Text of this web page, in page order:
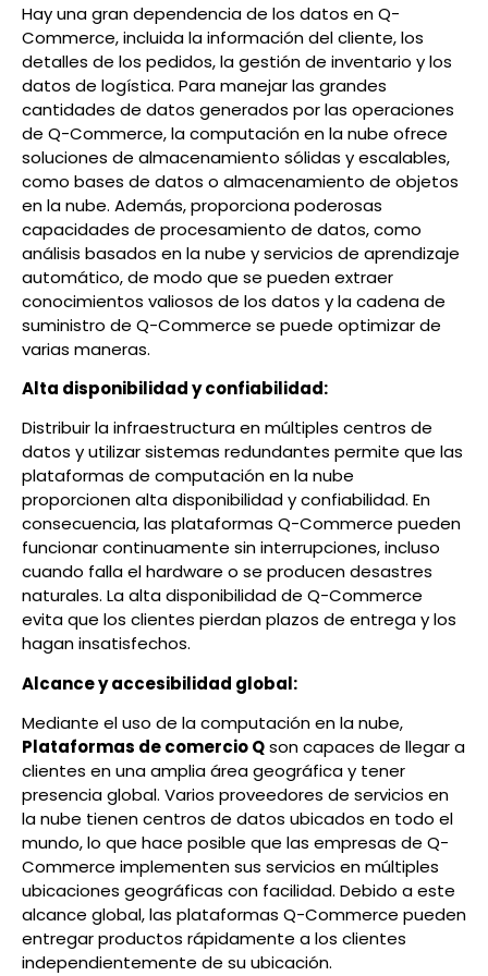
Hay una gran dependencia de los datos en Q-
Commerce, incluida la información del cliente, los
detalles de los pedidos, la gestión de inventario y los
datos de logística. Para manejar las grandes
cantidades de datos generados por las operaciones
de Q-Commerce, la computación en la nube ofrece
soluciones de almacenamiento sólidas y escalables,
como bases de datos o almacenamiento de objetos
en la nube. Además, proporciona poderosas
capacidades de procesamiento de datos, como
análisis basados en la nube y servicios de aprendizaje
automático, de modo que se pueden extraer
conocimientos valiosos de los datos y la cadena de
suministro de Q-Commerce se puede optimizar de
varias maneras.
Alta disponibilidad y confiabilidad:
Distribuir la infraestructura en múltiples centros de
datos y utilizar sistemas redundantes permite que las
plataformas de computación en la nube
proporcionen alta disponibilidad y confiabilidad. En
consecuencia, las plataformas Q-Commerce pueden
funcionar continuamente sin interrupciones, incluso
cuando falla el hardware o se producen desastres
naturales. La alta disponibilidad de Q-Commerce
evita que los clientes pierdan plazos de entrega y los
hagan insatisfechos.
Alcance y accesibilidad global:
Mediante el uso de la computación en la nube,
Plataformas de comercio Qson capaces de llegar a
clientes en una amplia área geográfica y tener
presencia global. Varios proveedores de servicios en
la nube tienen centros de datos ubicados en todo el
mundo, lo que hace posible que las empresas de Q-
Commerce implementen sus servicios en múltiples
ubicaciones geográficas con facilidad. Debido a este
alcance global, las plataformas Q-Commerce pueden
entregar productos rápidamente a los clientes
independientemente de su ubicación.